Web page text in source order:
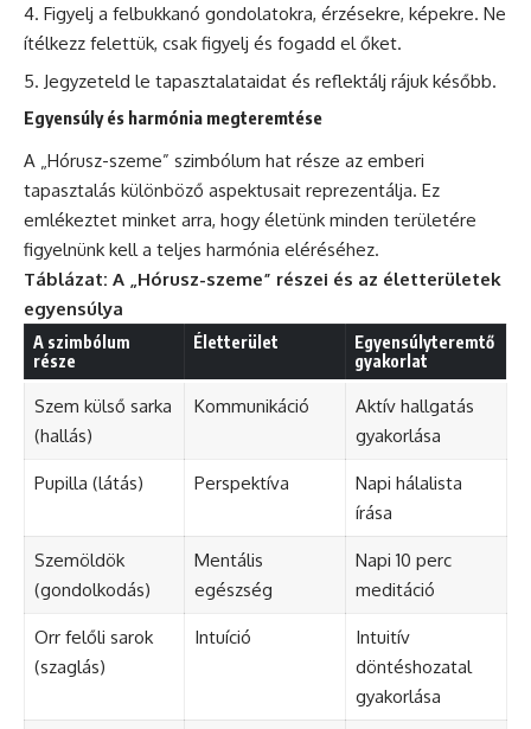
Figyelj a felbukkanó gondolatokra, érzésekre, képekre. Ne
ítélkezz felettük, csak figyelj és fogadd el őket.
Jegyzeteld le tapasztalataidat és reflektálj rájuk később.
Egyensúly és harmónia megteremtése
A „Hórusz-szeme” szimbólum hat része az emberi
tapasztalás különböző aspektusait reprezentálja. Ez
emlékeztet minket arra, hogy életünk minden területére
figyelnünk kell a teljes harmónia eléréséhez.
Táblázat: A „Hórusz-szeme” részei és az életterületek
egyensúlya
A szimbólum
része
Életterület
Egyensúlyteremtő
gyakorlat
Szem külső sarka
(hallás)
Kommunikáció
Aktív hallgatás
gyakorlása
Pupilla (látás) Perspektíva
Napi hálalista
írása
Szemöldök
(gondolkodás)
Mentális
egészség
Napi 10 perc
meditáció
Orr felőli sarok
(szaglás)
Intuíció
Intuitív
döntéshozatal
gyakorlása